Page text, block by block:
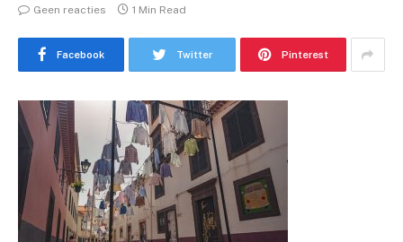
Geen reacties
1 Min Read
Facebook Twitter Pinterest